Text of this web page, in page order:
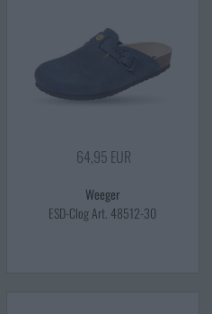
64,95 EUR
Weeger
ESD-Clog Art. 48512-30